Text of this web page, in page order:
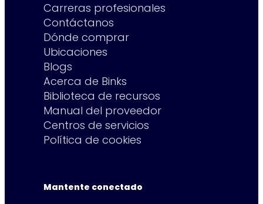
Carreras profesionales
Contáctanos
Dónde comprar
Ubicaciones
Blogs
Acerca de Binks
Biblioteca de recursos
Manual del proveedor
Centros de servicios
Política de cookies
Mantente conectado